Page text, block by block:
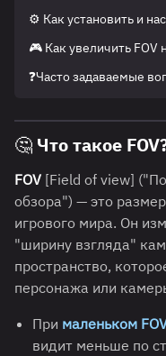
⚙️ Как установить и
🎮 Как увеличить FOV
❓Часто задаваемые
🤔 Что такое
FOV [Field of view]
обзора") — это
игрового мира. Он
"ширину взгляда"
пространство,
персонажа или
При маленьком
видит меньше по